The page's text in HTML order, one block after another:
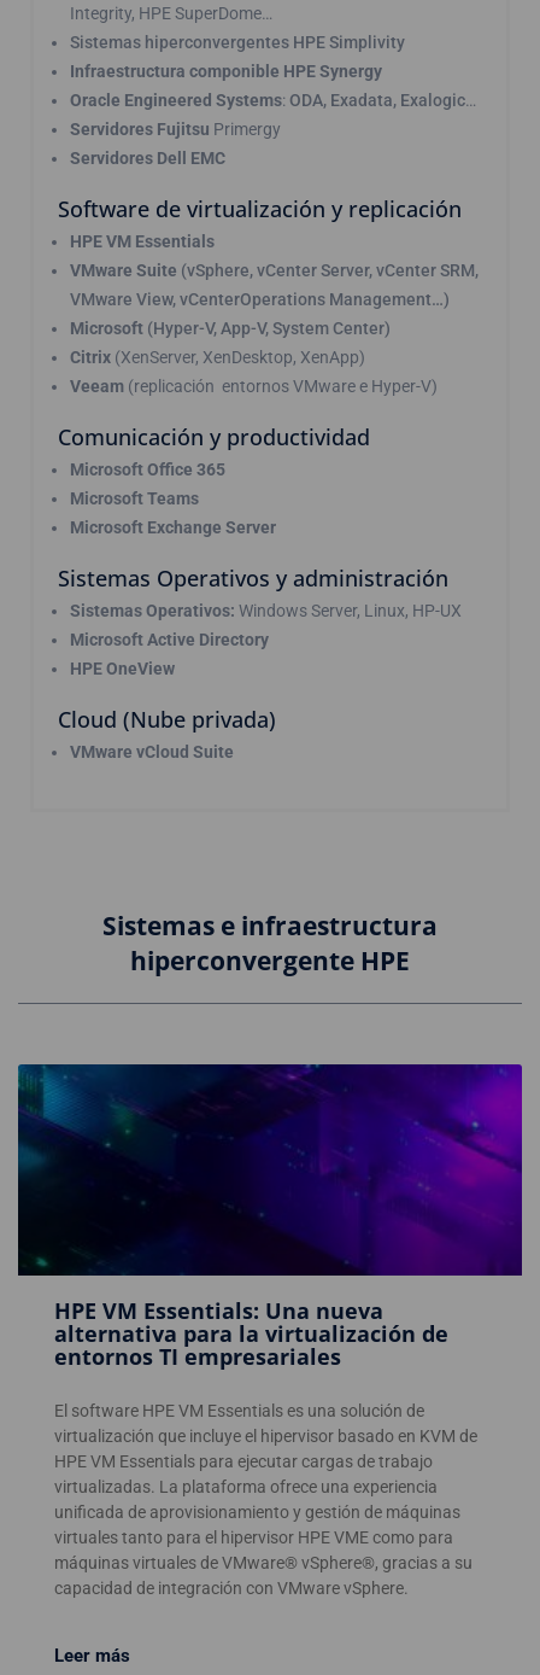
Integrity, HPE SuperDome…
Sistemas hiperconvergentes HPE Simplivity
Infraestructura componible HPE Synergy
Oracle Engineered Systems: ODA, Exadata, Exalogic…
Servidores Fujitsu Primergy
Servidores Dell EMC
Software de virtualización y replicación
HPE VM Essentials
VMware Suite (vSphere, vCenter Server, vCenter SRM,
VMware View, vCenterOperations Management…)
Microsoft (Hyper-V, App-V, System Center)
Citrix (XenServer, XenDesktop, XenApp)
Veeam (replicación entornos VMware e Hyper-V)
Comunicación y productividad
Microsoft Office 365
Microsoft Teams
Microsoft Exchange Server
Sistemas Operativos y administración
Sistemas Operativos: Windows Server, Linux, HP-UX
Microsoft Active Directory
HPE OneView
Cloud (Nube privada)
VMware vCloud Suite
Sistemas e infraestructura
hiperconvergente HPE
HPE VM Essentials: Una nueva
alternativa para la virtualización de
entornos TI empresariales
El software HPE VM Essentials es una solución de
virtualización que incluye el hipervisor basado en KVM de
HPE VM Essentials para ejecutar cargas de trabajo
virtualizadas. La plataforma ofrece una experiencia
unificada de aprovisionamiento y gestión de máquinas
virtuales tanto para el hipervisor HPE VME como para
máquinas virtuales de VMware® vSphere®, gracias a su
capacidad de integración con VMware vSphere.
Leer más